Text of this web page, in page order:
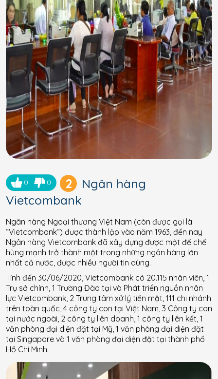
0 0 2
Ngân hàng
Vietcombank
Ngân hàng Ngoại thương Việt Nam (còn được gọi là
“Vietcombank“) được thành lập vào năm 1963, đến nay
Ngân hàng Vietcombank đã xây dựng được một đế chế
hùng mạnh trở thành một trong những ngân hàng lớn
nhất cả nước, được nhiều người tin dùng.
Tính đến 30/06/2020, Vietcombank có 20.115 nhân viên, 1
Trụ sở chính, 1 Trường Đào tại và Phát triển nguồn nhân
lực Vietcombank, 2 Trung tâm xử lý tiền mặt, 111 chi nhánh
trên toàn quốc, 4 công ty con tại Việt Nam, 3 Công ty con
tại nước ngoài, 2 công ty liên doanh, 1 công ty liên kết, 1
văn phòng đại diện đặt tại Mỹ, 1 văn phòng đại diện đặt
tại Singapore và 1 văn phòng đại diện đặt tại thành phố
Hồ Chí Minh.